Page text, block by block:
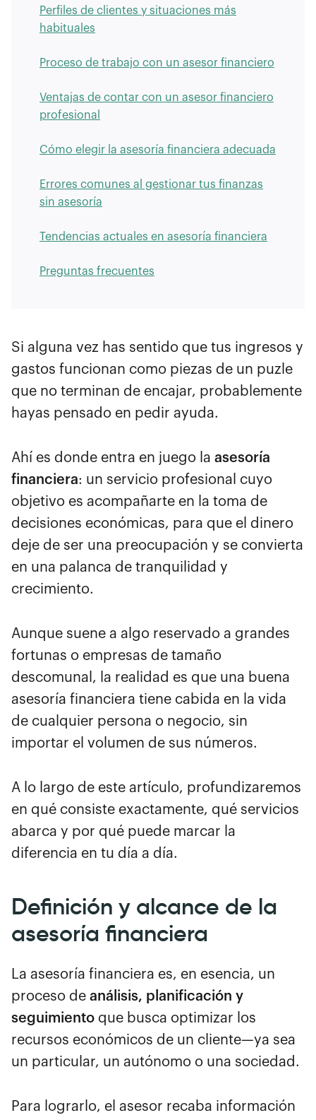
Perfiles de clientes y situaciones más
habituales
Proceso de trabajo con un asesor financiero
Ventajas de contar con un asesor financiero
profesional
Cómo elegir la asesoría financiera adecuada
Errores comunes al gestionar tus finanzas
sin asesoría
Tendencias actuales en asesoría financiera
Preguntas frecuentes
Si alguna vez has sentido que tus ingresos y
gastos funcionan como piezas de un puzle
que no terminan de encajar, probablemente
hayas pensado en pedir ayuda.
Ahí es donde entra en juego la asesoría
financiera: un servicio profesional cuyo
objetivo es acompañarte en la toma de
decisiones económicas, para que el dinero
deje de ser una preocupación y se convierta
en una palanca de tranquilidad y
crecimiento.
Aunque suene a algo reservado a grandes
fortunas o empresas de tamaño
descomunal, la realidad es que una buena
asesoría financiera tiene cabida en la vida
de cualquier persona o negocio, sin
importar el volumen de sus números.
A lo largo de este artículo, profundizaremos
en qué consiste exactamente, qué servicios
abarca y por qué puede marcar la
diferencia en tu día a día.
Definición y alcance de la
asesoría financiera
La asesoría financiera es, en esencia, un
proceso de análisis, planificación y
seguimiento que busca optimizar los
recursos económicos de un cliente—ya sea
un particular, un autónomo o una sociedad.
Para lograrlo, el asesor recaba información